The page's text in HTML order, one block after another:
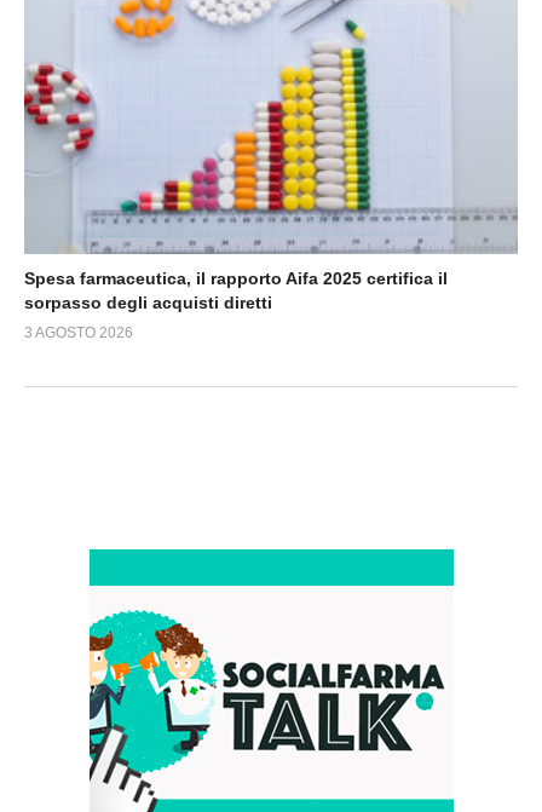
Spesa farmaceutica, il rapporto Aifa 2025 certifica il
sorpasso degli acquisti diretti
3 AGOSTO 2026